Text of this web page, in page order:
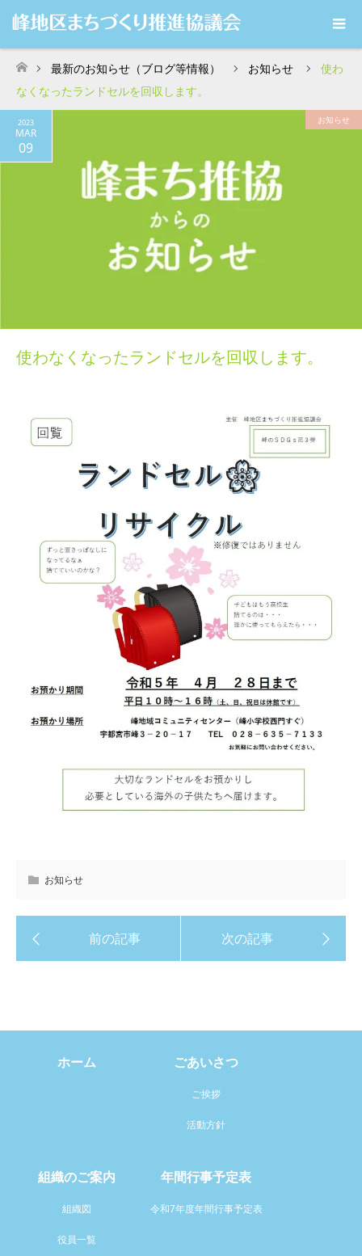
ホーム
最新のお知らせ（ブログ等情報） お知らせ
使わ
なくなったランドセルを回収します。
2023
MAR
09
お知らせ
使わなくなったランドセルを回収します。
お知らせ
ホーム ごあいさつ
ご挨拶
活動方針
組織のご案内
組織図
役員一覧
年間行事予定表
令和7年度年間行事予定表